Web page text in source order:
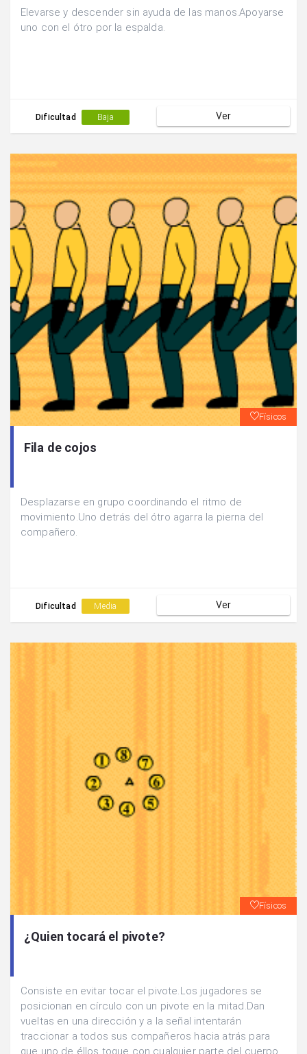
Elevarse y descender sin ayuda de las manos.Apoyarse
uno con el ótro por la espalda.
Dificultad Baja Ver
Físicos
Fila de cojos
Desplazarse en grupo coordinando el ritmo de
movimiento.Uno detrás del ótro agarra la pierna del
compañero.
Dificultad Media Ver
Físicos
¿Quien tocará el pivote?
Consiste en evitar tocar el pivote.Los jugadores se
posicionan en círculo con un pivote en la mitad.Dan
vueltas en una dirección y a la señal intentarán
traccionar a todos sus compañeros hacia atrás para
que uno de éllos toque con cualquier parte del cuerpo